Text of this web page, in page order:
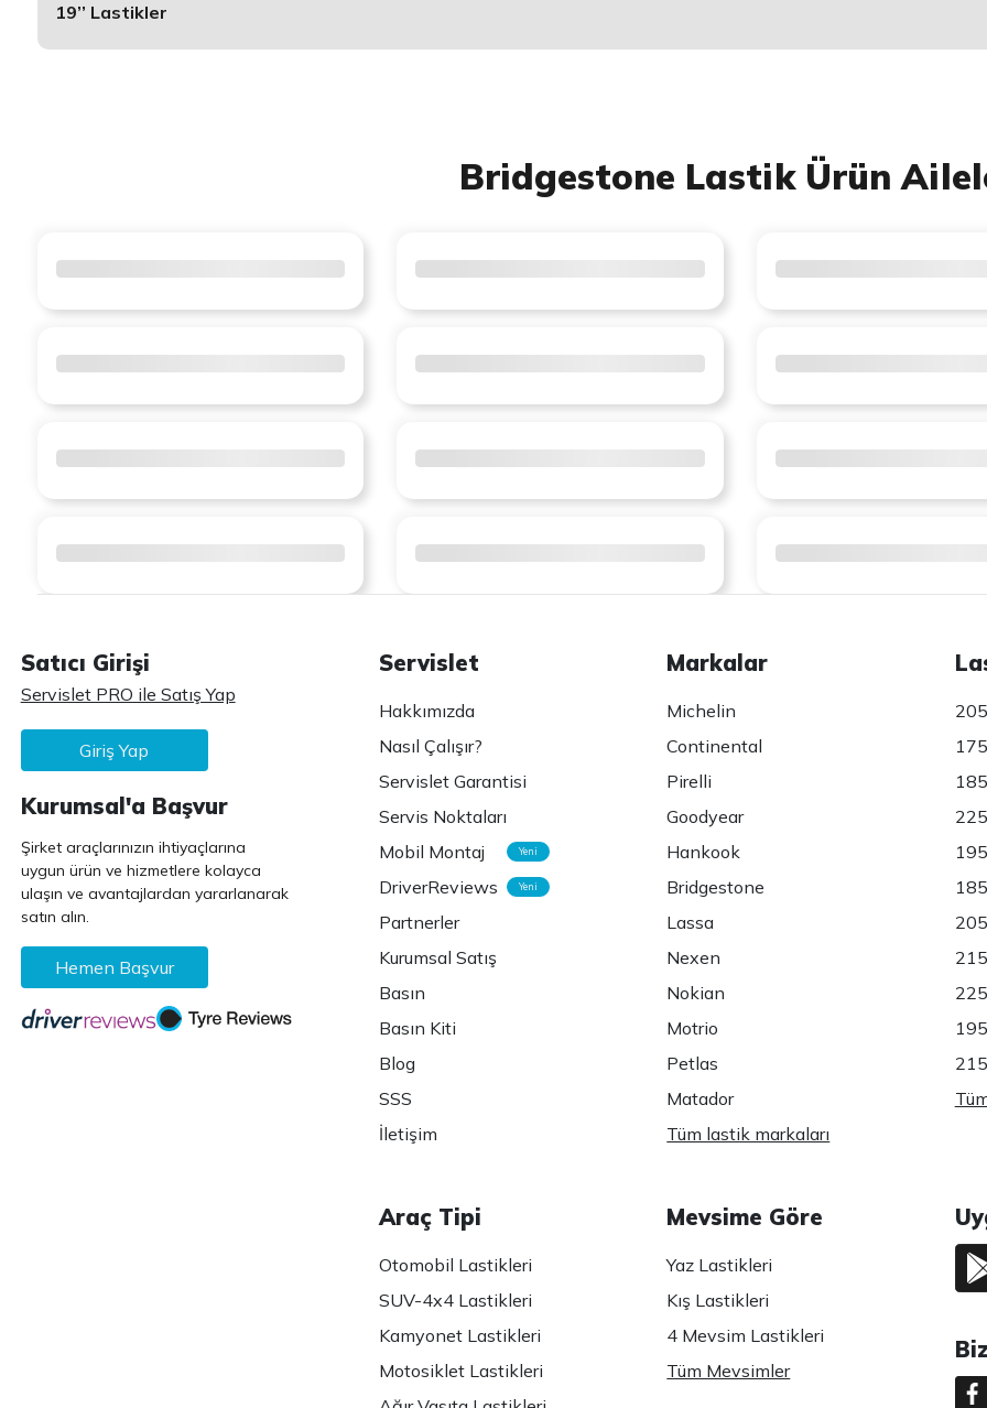
19’’ Lastikler
Bridgestone Lastik Ürün
Satıcı Girişi
Servislet PRO ile Satış Yap
Giriş Yap
Kurumsal'a Başvur
Şirket araçlarınızın ihtiyaçlarına
uygun ürün ve hizmetlere kolayca
ulaşın ve avantajlardan yararlanarak
satın alın.
Hemen Başvur
Servislet
Hakkımızda
Nasıl Çalışır?
Servislet Garantisi
Servis Noktaları
Mobil Montaj
Yeni
DriverReviews Yeni
Partnerler
Kurumsal Satış
Basın
Basın Kiti
Blog
SSS
İletişim
Markalar
Michelin
Continental
Pirelli
Goodyear
Hankook
Bridgestone
Lassa
Nexen
Nokian
Motrio
Petlas
Matador
Tüm lastik markaları
Araç Tipi
Otomobil Lastikleri
SUV-4x4 Lastikleri
Kamyonet Lastikleri
Motosiklet Lastikleri
Mevsime Göre
Yaz Lastikleri
Kış Lastikleri
4 Mevsim Lastikleri
Tüm Mevsimler